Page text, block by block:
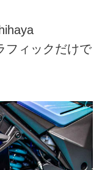
フィックだけで